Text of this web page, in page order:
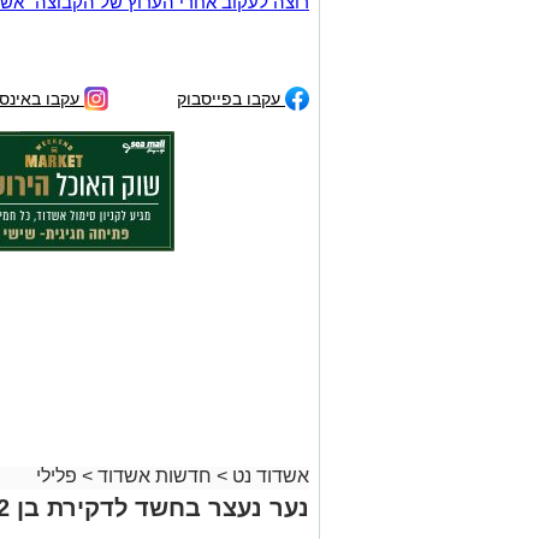
עקבו בפייסבוק עקבו
אשדוד נט > חדשות אשדוד > פלילי
נער נעצר בחשד לדקירת בן 12 אחר הצוהריים באשדוד